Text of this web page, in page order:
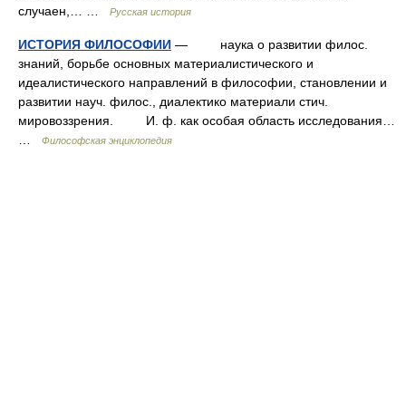
случаен,… …
Русская история
ИСТОРИЯ ФИЛОСОФИИ — наука о развитии филос.
знаний, борьбе основных материалистического и
идеалистического направлений в философии, становлении и
развитии науч. филос., диалектико материали стич.
мировоззрения. И. ф. как особая область исследования…
Философская энциклопедия